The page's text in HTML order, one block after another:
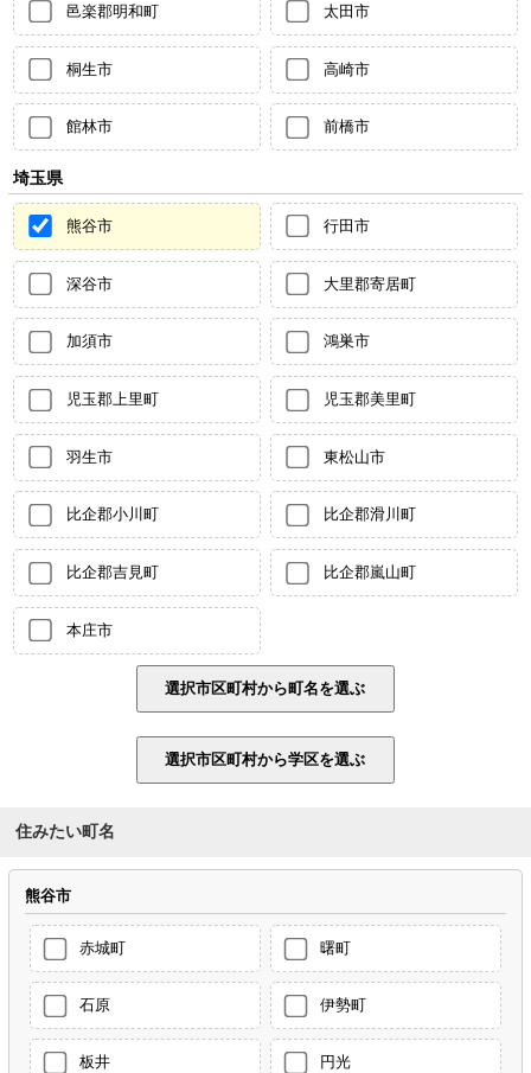
邑楽郡明和町 太田市
桐生市 高崎市
館林市 前橋市
埼玉県
熊谷市 行田市
深谷市 大里郡寄居町
加須市 鴻巣市
児玉郡上里町 児玉郡美里町
羽生市 東松山市
比企郡小川町 比企郡滑川町
比企郡吉見町 比企郡嵐山町
本庄市
住みたい町名
熊谷市
赤城町 曙町
石原 伊勢町
板井 円光